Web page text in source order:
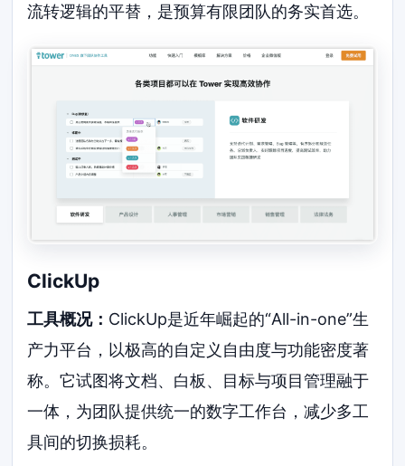
流转逻辑的平替，是预算有限团队的务实首选。
ClickUp
工具概况： ClickUp是近年崛起的“All-in-one”生
产力平台，以极高的自定义自由度与功能密度著
称。它试图将文档、白板、目标与项目管理融于
一体，为团队提供统一的数字工作台，减少多工
具间的切换损耗。